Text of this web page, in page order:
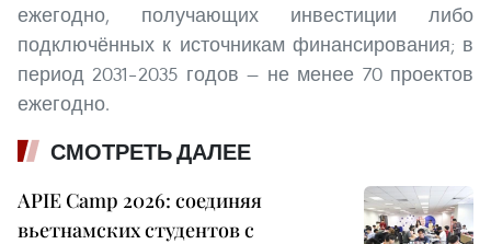
ежегодно, получающих инвестиции либо
подключённых к источникам финансирования; в
период 2031–2035 годов — не менее 70 проектов
ежегодно.
СМОТРЕТЬ ДАЛЕЕ
APIE Camp 2026: соединяя
вьетнамских студентов с